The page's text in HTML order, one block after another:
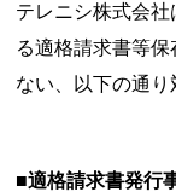
テレニシ株式会
る適格請求書等
ない、以下の通り
■適格請求書発行